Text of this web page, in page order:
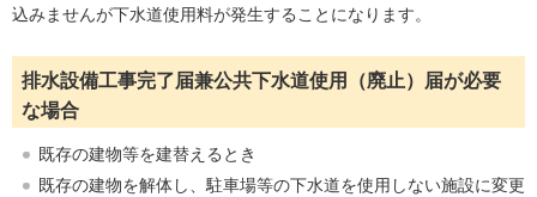
込みませんが下水道使用料が発生することになります。
排水設備工事完了届兼公共下水道使用（廃止）届が必要
な場合
既存の建物等を建替えるとき
既存の建物を解体し、駐車場等の下水道を使用しない施設に変更